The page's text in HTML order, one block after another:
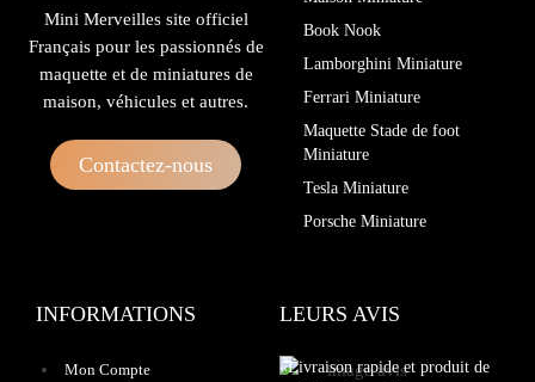
Mini Merveilles site officiel
Français pour les passionnés de
maquette et de miniatures de
maison, véhicules et autres.
Contactez-nous
Book Nook
Lamborghini Miniature
Ferrari Miniature
Maquette Stade de foot
Miniature
Tesla Miniature
Porsche Miniature
INFORMATIONS
Mon Compte
LEURS AVIS
«Livraison rapide et produit de